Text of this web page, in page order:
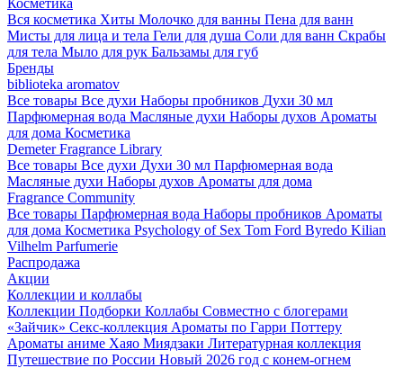
Косметика
Вся косметика Хиты Молочко для ванны Пена для ванн
Мисты для лица и тела Гели для душа Соли для ванн Скрабы
для тела Мыло для рук Бальзамы для губ
Бренды
biblioteka aromatov
Все товары Все духи Наборы пробников Духи 30 мл
Парфюмерная вода Масляные духи Наборы духов Ароматы
для дома Косметика
Demeter Fragrance Library
Все товары Все духи Духи 30 мл Парфюмерная вода
Масляные духи Наборы духов Ароматы для дома
Fragrance Community
Все товары Парфюмерная вода Наборы пробников Ароматы
для дома Косметика Psychology of Sex Tom Ford Byredo Kilian
Vilhelm Parfumerie
Распродажа
Акции
Коллекции и коллабы
Коллекции Подборки Коллабы Совместно с блогерами
«Зайчик» Секс-коллекция Ароматы по Гарри Поттеру
Ароматы аниме Хаяо Миядзаки Литературная коллекция
Путешествие по России Новый 2026 год с конем-огнем